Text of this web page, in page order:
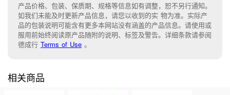
产品价格、包装、保质期、规格等信息如有调整，恕不另行通知。
如我们未能及时更新产品信息， 请您以收到的实 物为准。 实际产
品的包装说明可能含有更多本网站没有涵盖的产品信息。请使用或
服用前始终阅读原产品随附的说明、 标签及警告。 详细条款请参阅
德成行 Terms of Use 。
相关商品